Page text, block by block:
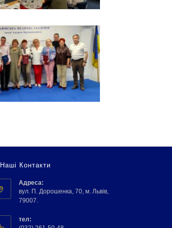
Наші Контакти
Адреса:
вул. П. Дорошенка, 70, м. Львів,
79007.
тел: